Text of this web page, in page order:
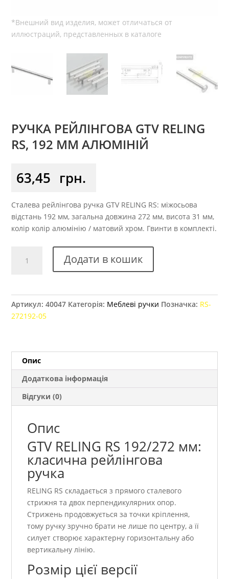
РУЧКА РЕЙЛІНГОВА GTV RELING
RS, 192 ММ АЛЮМІНІЙ
63,45 грн.
Сталева рейлінгова ручка GTV RELING RS: міжосьова
відстань 192 мм, загальна довжина 272 мм, висота 31 мм,
колір колір алюмінію / матовий хром. Гвинти в комплекті.
рейлінгова
192
Додати в кошик
Артикул:40047 Категорія: Меблеві ручки Позначка: RS-
272192-05
Опис
Додаткова інформація
Відгуки (0)
Опис
GTV RELING RS 192/272 мм:
класична рейлінгова
ручка
RELING RS складається з прямого сталевого
стрижня та двох перпендикулярних опор.
Стрижень продовжується за точки кріплення,
тому ручку зручно брати не лише по центру, а її
силует створює характерну горизонтальну або
вертикальну лінію.
Розмір цієї версії